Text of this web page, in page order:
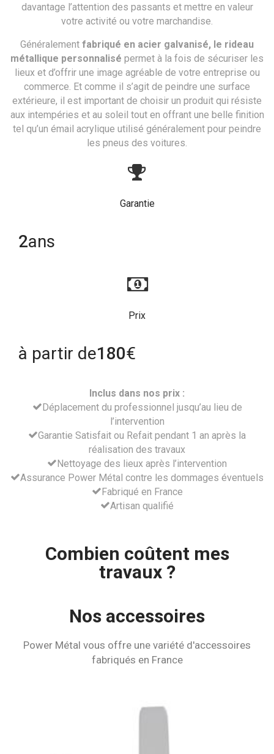
davantage l’attention des passants et mettre en valeur
votre activité ou votre marchandise.
Généralement fabriqué en acier galvanisé, le rideau
métallique personnalisé permet à la fois de sécuriser les
lieux et d’offrir une image agréable de votre entreprise ou
commerce. Et comme il s’agit de peindre une surface
extérieure, il est important de choisir un produit qui résiste
aux intempéries et au soleil tout en offrant une belle finition
tel qu’un émail acrylique utilisé généralement pour peindre
les pneus des voitures.
Garantie
2ans
Prix
à partir de180€
Inclus dans nos prix :
Déplacement du professionnel jusqu’au lieu de
l’intervention
Garantie Satisfait ou Refait pendant 1 an après la
réalisation des travaux
Nettoyage des lieux après l’intervention
Assurance Power Métal contre les dommages éventuels
Fabriqué en France
Artisan qualifié
Combien coûtent mes
travaux ?
Nos accessoires
Power Métal vous offre une variété d'accessoires
fabriqués en France